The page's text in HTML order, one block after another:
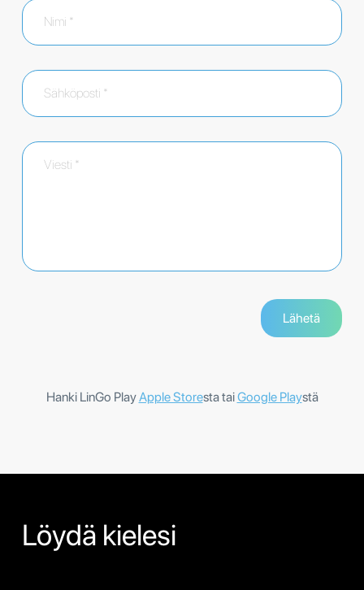
Hanki LinGo PlayApple Storesta taiGoogle Playstä
Löydä kielesi